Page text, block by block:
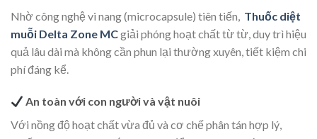
Nhờ công nghệ vi nang (microcapsule) tiên tiến, Thuốc diệt
muỗi Delta Zone MCgiải phóng hoạt chất từ từ, duy trì hiệu
quả lâu dài mà không cần phun lại thường xuyên, tiết kiệm chi
phí đáng kể.
An toàn với con người và vật nuôi
Với nồng độ hoạt chất vừa đủ và cơ chế phân tán hợp lý,